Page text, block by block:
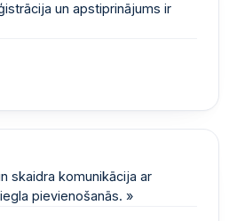
un apstiprinājums ir
skaidra komunikācija ar
pievienošanās. »